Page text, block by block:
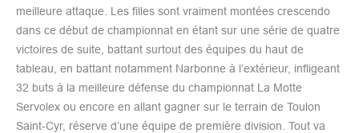
meilleure attaque. Les filles sont vraiment montées crescendo
dans ce début de championnat en étant sur une série de quatre
victoires de suite, battant surtout des équipes du haut de
tableau, en battant notamment Narbonne à l’extérieur, infligeant
32 buts à la meilleure défense du championnat La Motte
Servolex ou encore en allant gagner sur le terrain de Toulon
Saint-Cyr, réserve d’une équipe de première division. Tout va